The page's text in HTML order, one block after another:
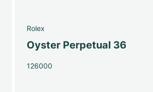
Rolex
Oyster Perpetual 36
126000